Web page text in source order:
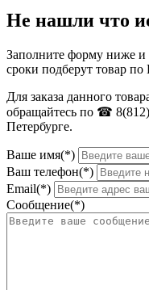
Не нашли что
Заполните форму ниже
сроки подберут товар по
Для заказа данного
обращайтесь по ☎
Петербурге.
Ваше имя(*)
Ваш телефон(*)
Email(*)
Сообщение(*)